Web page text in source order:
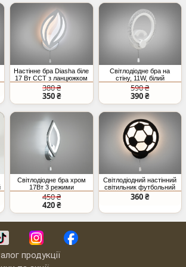
Настінне бра Diasha біле
17 Вт CCT з ланцюжком
380 ₴
350 ₴
Світлодіодне бра на
стіну, 11W, білий
590 ₴
390 ₴
Світлодіодне бра хром
17Вт 3 режими
освітлення
450 ₴
420 ₴
Світлодіодний настінний
світильник футбольний
м`яч, 16 Вт
360 ₴
продукції